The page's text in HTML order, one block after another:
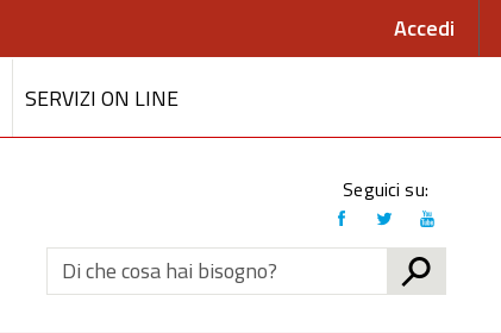
Accedi
social
Seguici su:
SERVIZI ON LINE